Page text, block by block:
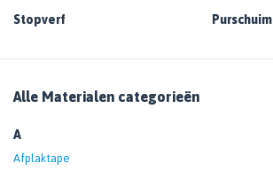
Stopverf Purschuim
Alle Materialen categorieën
A
Afplaktape